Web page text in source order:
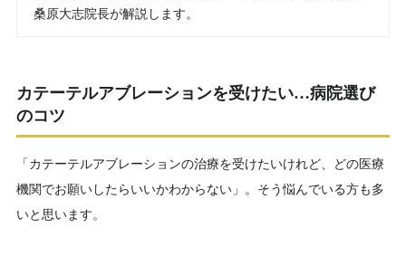
桑原大志院長が解説します。
カテーテルアブレーションを受けたい…病院選び
のコツ
「カテーテルアブレーションの治療を受けたいけれど、どの医療
機関でお願いしたらいいかわからない」。そう悩んでいる方も多
いと思います。